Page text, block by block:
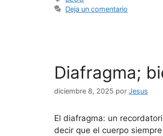
Deja un comentario
Diafragma;
diciembre 8, 2025 por Jesus
El diafragma: un
decir que el cuerpo